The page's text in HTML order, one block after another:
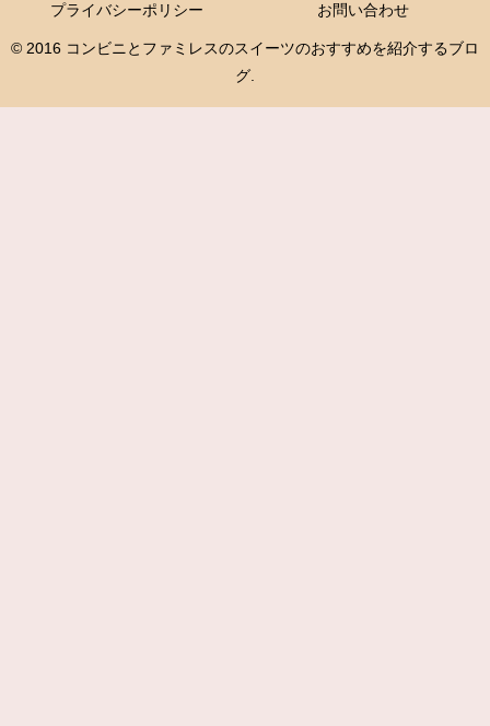
プライバシーポリシー お問い合わせ
© 2016 コンビニとファミレスのスイーツのおすすめを紹介するブロ
グ.